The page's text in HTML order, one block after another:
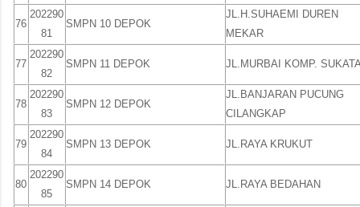
76
202290
81
SMPN 10 DEPOK
JL.H.SUHAEMI DUREN
MEKAR
77
202290
82
SMPN 11 DEPOK JL.MURBAI KOMP.
78
202290
83
SMPN 12 DEPOK
JL.BANJARAN PUCUNG
CILANGKAP
79
202290
84
SMPN 13 DEPOK JL.RAYA KRUKUT
80
202290
85
SMPN 14 DEPOK JL.RAYA BEDAHAN